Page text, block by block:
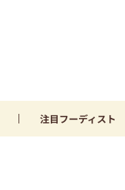
注目フーディスト